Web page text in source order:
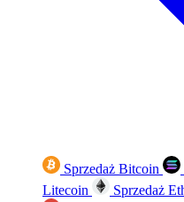
Sprzedaż Bitcoin
Litecoin
Sprzedaż